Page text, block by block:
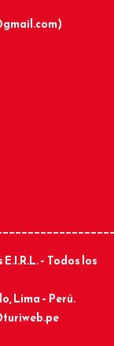
– Todos los
Lima – Perú.